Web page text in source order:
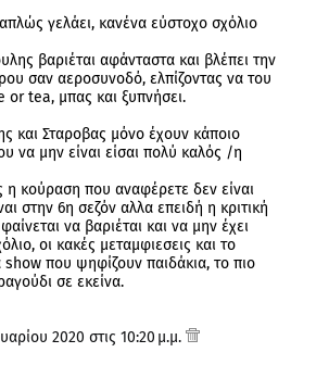
γελάει, κανένα εύστοχο σχόλιο
βαριέται αφάνταστα και βλέπει την
σαν αεροσυνοδό, ελπίζοντας να του
or tea, μπας και ξυπνήσει.
και Σταροβας μόνο έχουν κάποιο
να μην είναι είσαι πολύ καλός /η
κούραση που αναφέρετε δεν είναι
στην 6η σεζόν αλλα επειδή η κριτική
να βαριέται και να μην έχει
οι κακές μεταμφιεσεις και το
που ψηφίζουν παιδάκια, το πιο
σε εκείνα.
2020 στις 10:20 μ.μ.